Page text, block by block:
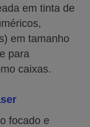
em tinta de
em tamanho
para
caixas.
focado e